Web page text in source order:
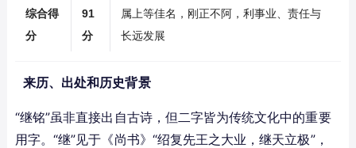
综合得
分
91
分
属上等佳名，刚正不阿，利事业、责任与
长远发展
来历、出处和历史背景
“继铭”虽非直接出自古诗，但二字皆为传统文化中的重要
用字。“继”见于《尚书》“绍复先王之大业，继天立极”，